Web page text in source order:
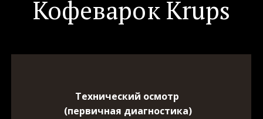
Кофеварок Krups
Технический осмотр
(первичная диагностика)